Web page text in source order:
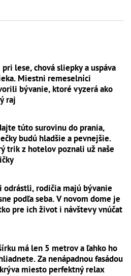
lese, chová sliepky a uspáva
Miestni remeselníci
bývanie, ktoré vyzerá ako
raj
túto surovinu do prania,
budú hladšie a pevnejšie.
trik z hotelov poznali už naše
odrástli, rodičia majú bývanie
podľa seba. V novom dome je
pre ich život i návštevy vnúčat
má len 5 metrov a ľahko ho
Za nenápadnou fasádou
miesto perfektný relax